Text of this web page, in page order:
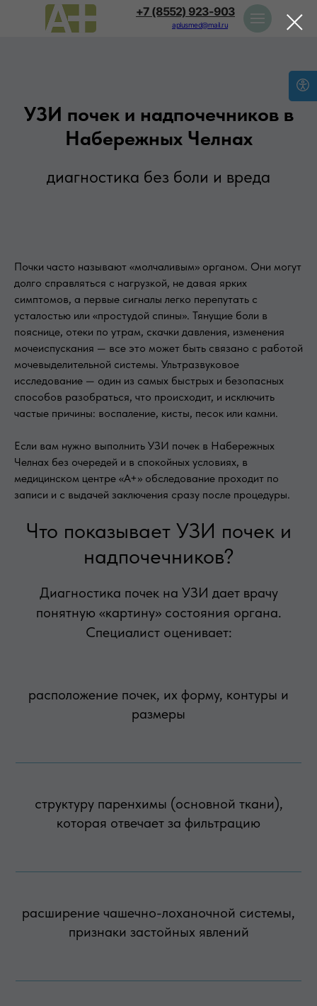
+7 (8552) 923-903
aplusmed@mail.ru
УЗИ почек и надпочечников в
Набережных Челнах
диагностика без боли и вреда
Почки часто называют «молчаливым» органом. Они могут
долго справляться с нагрузкой, не давая ярких
симптомов, а первые сигналы легко перепутать с
усталостью или «простудой спины». Тянущие боли в
пояснице, отеки по утрам, скачки давления, изменения
мочеиспускания — все это может быть связано с работой
мочевыделительной системы. Ультразвуковое
исследование — один из самых быстрых и безопасных
способов разобраться, что происходит, и исключить
частые причины: воспаление, кисты, песок или камни.
Если вам нужно выполнить УЗИ почек в Набережных
Челнах без очередей и в спокойных условиях, в
медицинском центре «А+» обследование проходит по
записи и с выдачей заключения сразу после процедуры.
Что показывает УЗИ почек и
надпочечников?
Диагностика почек на УЗИ дает врачу
понятную «картину» состояния органа.
Специалист оценивает:
расположение почек, их форму, контуры и
размеры
структуру паренхимы (основной ткани),
которая отвечает за фильтрацию
расширение чашечно-лоханочной системы,
признаки застойных явлений